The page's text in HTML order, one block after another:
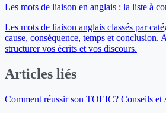
Les mots de liaison en anglais : la liste à
Les mots de liaison anglais classés par
cause, conséquence, temps et conclusion.
structurer vos écrits et vos discours.
Articles liés
Comment réussir son TOEIC? Conseils et